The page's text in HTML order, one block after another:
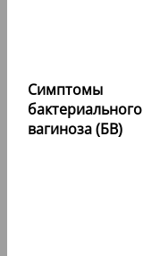
Симптомы
бактериального
вагиноза (БВ)